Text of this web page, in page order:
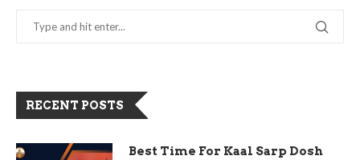
RECENT POSTS
Best Time For Kaal Sarp Dosh